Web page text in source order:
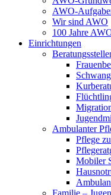
AWO-
Wir sind AWO
100 Jahre
Einrichtungen
Ambulanter
Pflege
Mobiler
Familie –